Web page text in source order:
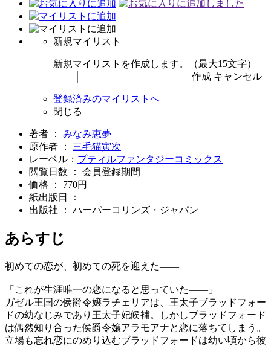
新規マイリスト
新規マイリストを作成します。（最大15文字）
作成 キャンセル
登録済みのマイリストへ
閉じる
著者 ： みなみ恵夢
原作者 ： 三毛猫寅次
レーベル： プティルファンタジーコミックス
閲覧日数 ： 会員登録期間
価格 ： 770円
紙出版日 ：
出版社 ： ハーパーコリンズ・ジャパン
あらすじ
初めての恋が、初めての死を迎えた――
「これが生涯唯一の恋になると思っていた――」
ガゼル王国の侯爵令嬢ラチェリアは、王太子ブラッドフォー
ドの幼なじみであり王太子妃候補。しかしブラッドフォード
は偶然知り合った侯爵令嬢アラモアナと恋に落ちてしまう。
立場も忘れ恋にのめり込むブラッドフォードは幼い頃から彼